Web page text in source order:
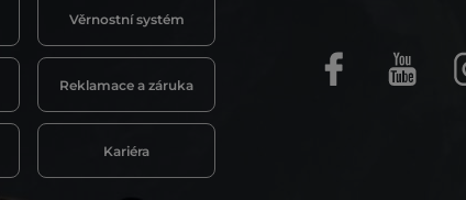
Věrnostní systém
Reklamace a záruka
Kariéra
FacebookYoutube